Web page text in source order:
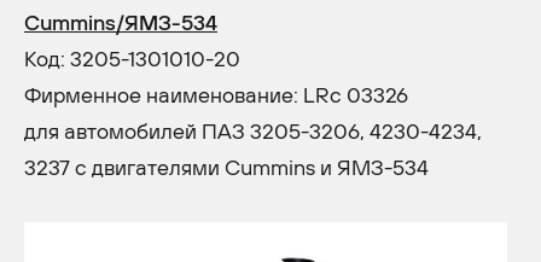
Cummins/ЯМЗ-534
Код: 3205-1301010-20
Фирменное наименование: LRc 03326
для автомобилей ПАЗ 3205-3206, 4230-4234,
3237 с двигателями Cummins и ЯМЗ-534